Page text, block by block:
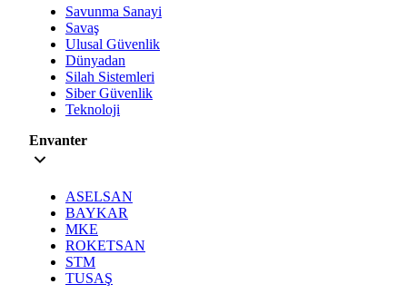
Savunma Sanayi
Savaş
Ulusal Güvenlik
Dünyadan
Silah Sistemleri
Siber Güvenlik
Teknoloji
Envanter
ASELSAN
BAYKAR
MKE
ROKETSAN
STM
TUSAŞ